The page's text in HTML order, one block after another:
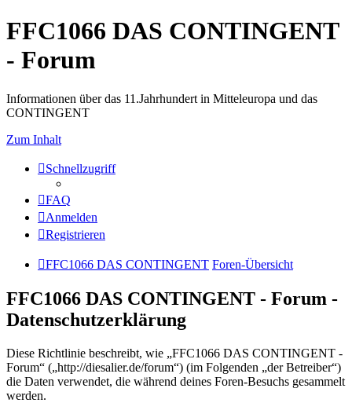
FFC1066 DAS CONTINGENT
- Forum
Informationen über das 11.Jahrhundert in Mitteleuropa und das
CONTINGENT
Zum Inhalt
Schnellzugriff
FAQ
Anmelden
Registrieren
FFC1066 DAS CONTINGENT Foren-Übersicht
FFC1066 DAS CONTINGENT - Forum -
Datenschutzerklärung
Diese Richtlinie beschreibt, wie „FFC1066 DAS CONTINGENT -
Forum“ („http://diesalier.de/forum“) (im Folgenden „der Betreiber“)
die Daten verwendet, die während deines Foren-Besuchs gesammelt
werden.